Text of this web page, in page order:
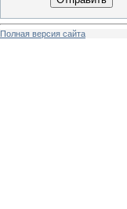
Полная версия сайта